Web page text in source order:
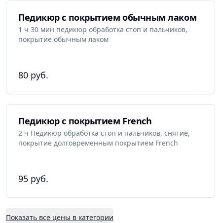
Педикюр с покрытием обычным лаком
1 ч 30 мин педикюр обработка стоп и пальчиков,
покрытие обычным лаком
80 руб.
Педикюр с покрытием French
2 ч Педикюр обработка стоп и пальчиков, снятие,
покрытие долговременным покрытием French
95 руб.
Показать все цены в категории